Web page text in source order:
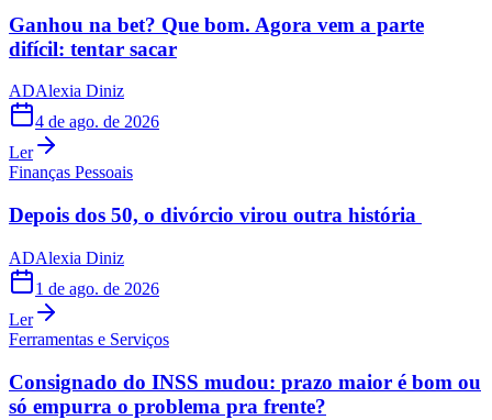
Ganhou na bet? Que bom. Agora vem a parte
difícil: tentar sacar
ADAlexia Diniz
4 de ago. de 2026
Ler
Finanças Pessoais
Depois dos 50, o divórcio virou outra história
ADAlexia Diniz
1 de ago. de 2026
Ler
Ferramentas e Serviços
Consignado do INSS mudou: prazo maior é bom ou
só empurra o problema pra frente?